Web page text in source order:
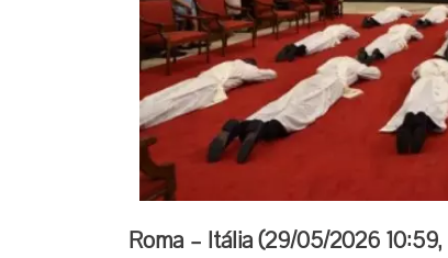
Roma – Itália (29/05/2026 10:59,